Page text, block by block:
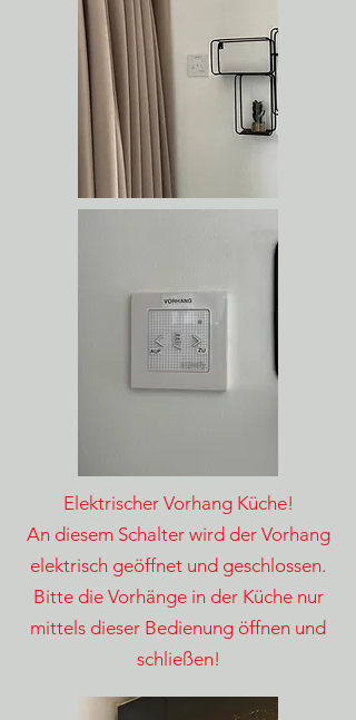
Elektrischer Vorhang Küche!
An diesem Schalter wird der Vorhang
elektrisch geöffnet und geschlossen.
Bitte die Vorhänge in der Küche nur
mittels dieser Bedienung öffnen und
schließen!